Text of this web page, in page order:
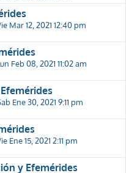
Mar 12, 2021 12:40 pm
Feb 08, 2021 11:02 am
Ene 30, 2021 9:11 pm
Ene 15, 2021 2:11 pm
y Efemérides